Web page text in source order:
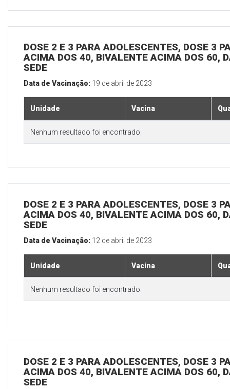
DOSE 2 E 3 PARA ADOLESCENTES, DOSE 3
ACIMA DOS 40, BIVALENTE ACIMA DOS 60,
SEDE
Data de Vacinação: 19 de abril de 2023
Unidade Vacina
Nenhum resultado foi encontrado.
DOSE 2 E 3 PARA ADOLESCENTES, DOSE 3
ACIMA DOS 40, BIVALENTE ACIMA DOS 60,
SEDE
Data de Vacinação: 12 de abril de 2023
Unidade Vacina
Nenhum resultado foi encontrado.
DOSE 2 E 3 PARA ADOLESCENTES, DOSE 3
ACIMA DOS 40, BIVALENTE ACIMA DOS 60,
SEDE